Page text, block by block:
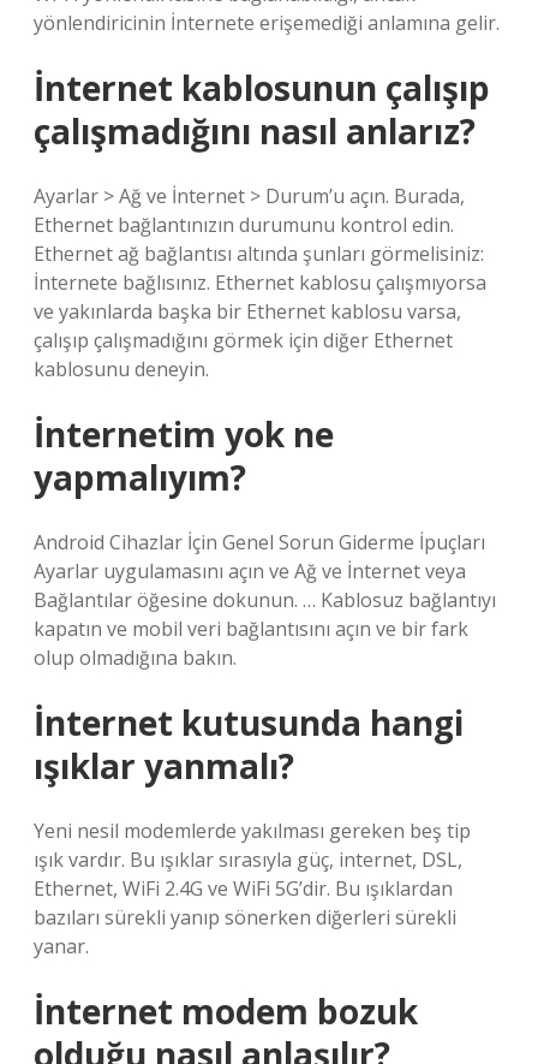
yönlendiricinin İnternete erişemediği anlamına gelir.
İnternet kablosunun çalışıp
çalışmadığını nasıl anlarız?
Ayarlar > Ağ ve İnternet > Durum’u açın. Burada,
Ethernet bağlantınızın durumunu kontrol edin.
Ethernet ağ bağlantısı altında şunları görmelisiniz:
İnternete bağlısınız. Ethernet kablosu çalışmıyorsa
ve yakınlarda başka bir Ethernet kablosu varsa,
çalışıp çalışmadığını görmek için diğer Ethernet
kablosunu deneyin.
İnternetim yok ne
yapmalıyım?
Android Cihazlar İçin Genel Sorun Giderme İpuçları
Ayarlar uygulamasını açın ve Ağ ve İnternet veya
Bağlantılar öğesine dokunun. … Kablosuz bağlantıyı
kapatın ve mobil veri bağlantısını açın ve bir fark
olup olmadığına bakın.
İnternet kutusunda hangi
ışıklar yanmalı?
Yeni nesil modemlerde yakılması gereken beş tip
ışık vardır. Bu ışıklar sırasıyla güç, internet, DSL,
Ethernet, WiFi 2.4G ve WiFi 5G’dir. Bu ışıklardan
bazıları sürekli yanıp sönerken diğerleri sürekli
yanar.
İnternet modem bozuk
olduğu nasıl anlaşılır?